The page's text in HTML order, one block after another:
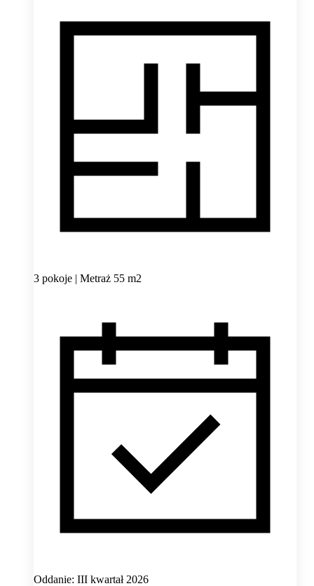
3 pokoje | Metraż 55 m2
Oddanie: III kwartał 2026